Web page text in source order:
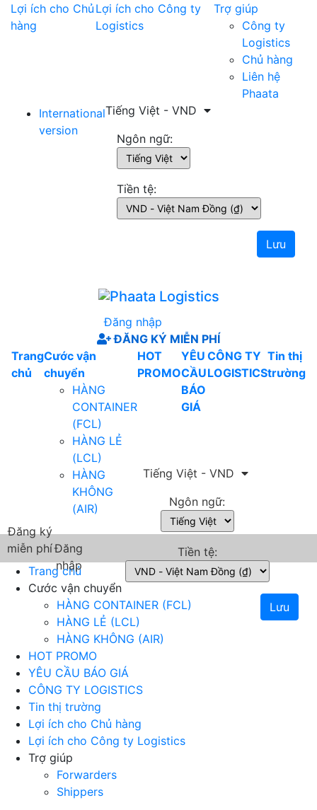
Lợi ích cho Chủ
hàng
Lợi ích cho Công ty
Logistics
Trợ giúp
Công ty
Logistics
Chủ hàng
Liên hệ
Phaata
International
version
Tiếng Việt - VND
Ngôn ngữ:
Tiền tệ:
Lưu
Đăng nhập
ĐĂNG KÝ MIỄN PHÍ
Trang
chủ
Cước vận
chuyển
HÀNG
CONTAINER
(FCL)
HÀNG LẺ
(LCL)
HÀNG
KHÔNG
(AIR)
HOT
PROMO
YÊU
CẦU
BÁO
GIÁ
CÔNG TY
LOGISTICS
Tin thị
trường
Đăng ký
miễn phíĐăng
nhập
Tiếng Việt - VND
Ngôn ngữ:
Tiền tệ:
Lưu
Trang chủ
Cước vận chuyển
HÀNG CONTAINER (FCL)
HÀNG LẺ (LCL)
HÀNG KHÔNG (AIR)
HOT PROMO
YÊU CẦU BÁO GIÁ
CÔNG TY LOGISTICS
Tin thị trường
Lợi ích cho Chủ hàng
Lợi ích cho Công ty Logistics
Trợ giúp
Forwarders
Shippers